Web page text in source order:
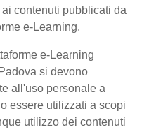
contenuti pubblicati da
e-Learning.
e-Learning
si devono
all'uso personale a
essere utilizzati a scopi
utilizzo dei contenuti